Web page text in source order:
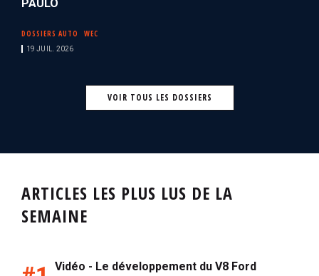
PAULO
DOSSIERS AUTO WEC
19 JUIL. 2026
VOIR TOUS LES DOSSIERS
ARTICLES LES PLUS LUS DE LA
SEMAINE
Vidéo - Le développement du V8 Ford